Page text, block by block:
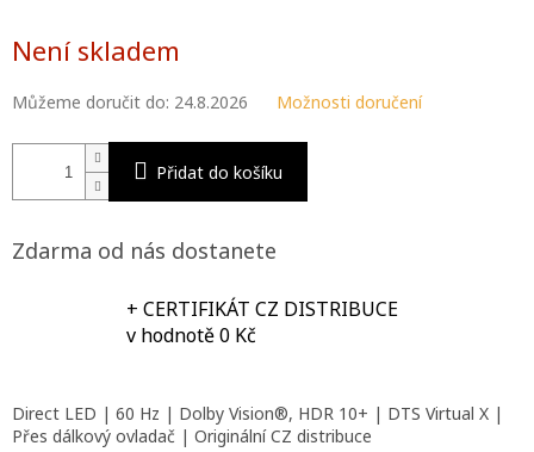
cena:
Není skladem
Můžeme doručit do: 24.8.2026 Možnosti doručení
Přidat do košíku
Zdarma od nás dostanete
+ CERTIFIKÁT CZ DISTRIBUCE
v hodnotě 0 Kč
Direct LED | 60 Hz | Dolby Vision®, HDR 10+ | DTS Virtual X |
Přes dálkový ovladač | Originální CZ distribuce